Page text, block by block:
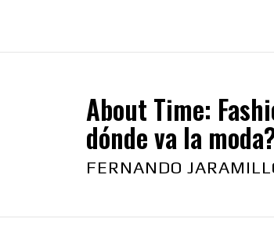
About Time:
dónde va la
FERNANDO